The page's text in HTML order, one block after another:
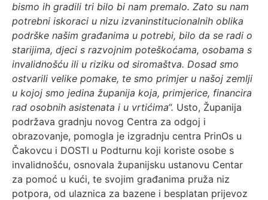
bismo ih gradili tri bilo bi nam premalo. Zato su nam
potrebni iskoraci u nizu izvaninstitucionalnih oblika
podrške našim građanima u potrebi, bilo da se radi o
starijima, djeci s razvojnim poteškoćama, osobama s
invalidnošću ili u riziku od siromaštva. Dosad smo
ostvarili velike pomake, te smo primjer u našoj zemlji
u kojoj smo jedina županija koja, primjerice, financira
rad osobnih asistenata i u vrtićima“. Usto, Županija
podržava gradnju novog Centra za odgoj i
obrazovanje, pomogla je izgradnju centra PrinOs u
Čakovcu i DOSTI u Podturnu koji koriste osobe s
invalidnošću, osnovala županijsku ustanovu Centar
za pomoć u kući, te svojim građanima pruža niz
potpora, od ulaznica za bazene i besplatan prijevoz